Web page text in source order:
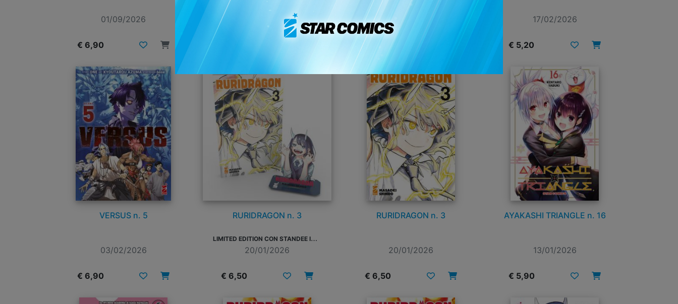
01/09/2026
€ 6,90
26/05/2026 19/05/2026
€ 6,50
17/02/2026
€ 5,20
VERSUS n. 5
03/02/2026
€ 6,90
RURIDRAGON n. 3
L
IMITED EDITION CON STANDEE IN ACRILICO
20/01/2026
€ 6,50
RURIDRAGON n. 3
20/01/2026
€ 6,50
AYAKASHI TRIANGLE n. 16
13/01/2026
€ 5,90